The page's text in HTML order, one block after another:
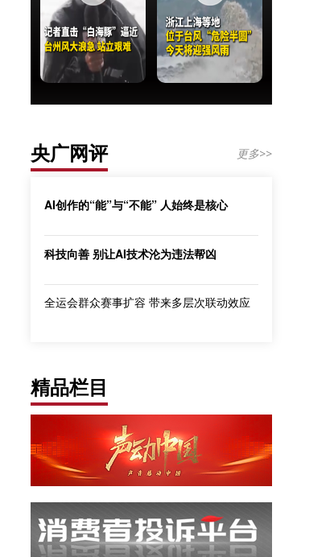
央广网评 更多>>
AI创作的“能”与“不能” 人始终是核心
科技向善 别让AI技术沦为违法帮凶
全运会群众赛事扩容 带来多层次联动效应
精品栏目